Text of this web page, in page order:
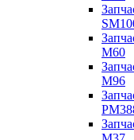
M60
M96